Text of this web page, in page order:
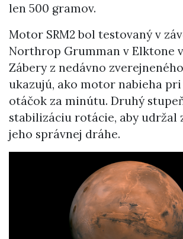
len 500 gramov.
Motor SRM2 bol testovaný v
Northrop Grumman v Elktone
Zábery z nedávno
ukazujú, ako motor nabieha
otáčok za minútu. Druhý
stabilizáciu rotácie, aby udržal
jeho správnej dráhe.